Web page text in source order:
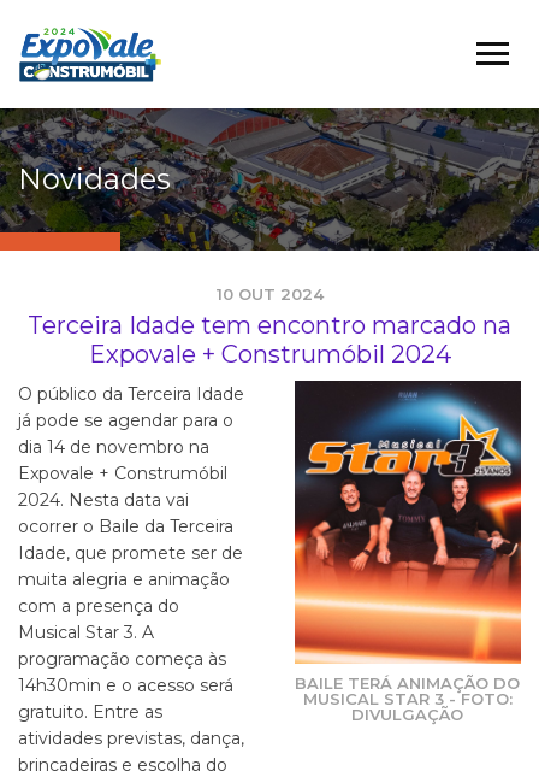
Novidades
10 OUT 2024
Terceira Idade tem encontro marcado na
Expovale + Construmóbil 2024
BAILE TERÁ ANIMAÇÃO DO
MUSICAL STAR 3 - FOTO:
DIVULGAÇÃO
O público da Terceira Idade
já pode se agendar para o
dia 14 de novembro na
Expovale + Construmóbil
2024. Nesta data vai
ocorrer o Baile da Terceira
Idade, que promete ser de
muita alegria e animação
com a presença do
Musical Star 3. A
programação começa às
14h30min e o acesso será
gratuito. Entre as
atividades previstas, dança,
brincadeiras e escolha do